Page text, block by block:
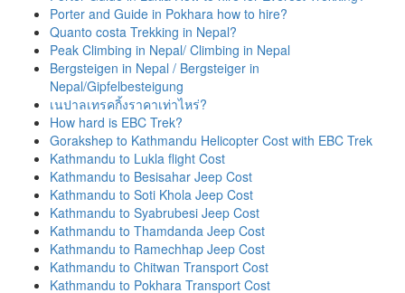
Porter and Guide in Pokhara how to hire?
Quanto costa Trekking in Nepal?
Peak Climbing in Nepal/ Climbing in Nepal
Bergsteigen in Nepal / Bergsteiger in
Nepal/Gipfelbesteigung
เนปาลเทรคกิ้งราคาเท่าไหร่?
How hard is EBC Trek?
Gorakshep to Kathmandu Helicopter Cost with EBC Trek
Kathmandu to Lukla flight Cost
Kathmandu to Besisahar Jeep Cost
Kathmandu to Soti Khola Jeep Cost
Kathmandu to Syabrubesi Jeep Cost
Kathmandu to Thamdanda Jeep Cost
Kathmandu to Ramechhap Jeep Cost
Kathmandu to Chitwan Transport Cost
Kathmandu to Pokhara Transport Cost